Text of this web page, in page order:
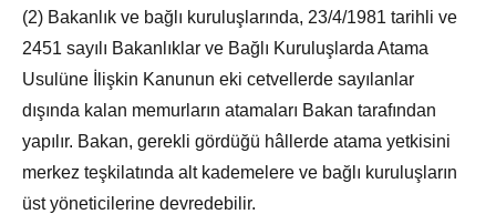
(2) Bakanlık ve bağlı kuruluşlarında, 23/4/1981 tarihli ve
2451 sayılı Bakanlıklar ve Bağlı Kuruluşlarda Atama
Usulüne İlişkin Kanunun eki cetvellerde sayılanlar
dışında kalan memurların atamaları Bakan tarafından
yapılır. Bakan, gerekli gördüğü hâllerde atama yetkisini
merkez teşkilatında alt kademelere ve bağlı kuruluşların
üst yöneticilerine devredebilir.